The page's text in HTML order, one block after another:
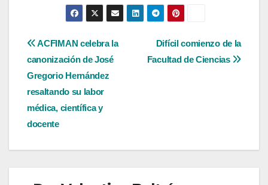
Navegación
de
entradas
Difícil comienzo de la
Facultad de Ciencias
ACFIMAN celebra la
canonización de José
Gregorio Hernández
resaltando su labor
médica, científica y
docente